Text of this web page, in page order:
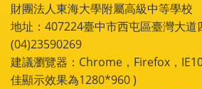
財團法人東海大學附屬高級中等學校
地址：407224臺中市西屯區臺灣大道
(04)23590269
建議瀏覽器：Chrome，Firefox，
佳顯示效果為1280*960 )